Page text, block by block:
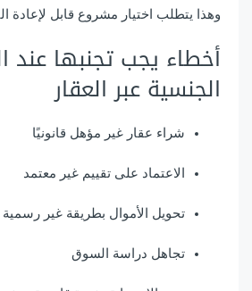
وهذا يتطلب اختيار مشروع قابل لإعادة
أخطاء يجب تجنبها عند
الجنسية عبر العقار
شراء عقار غير مؤهل قانونيًا
الاعتماد على تقييم غير معتمد
تحويل الأموال بطريقة غير رسمية
تجاهل دراسة السوق